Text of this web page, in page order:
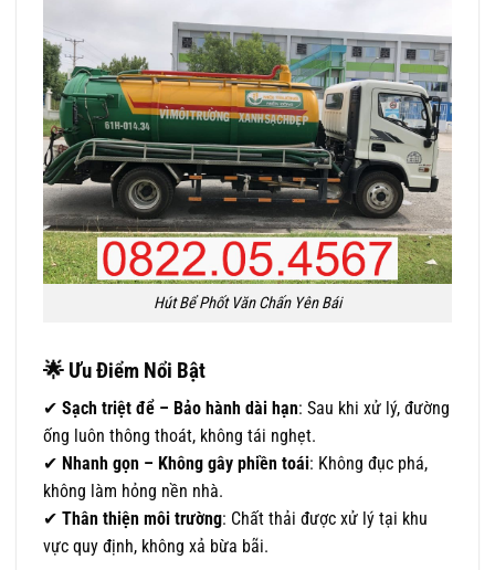
Hút Bể Phốt Văn Chấn Yên Bái
🌟 Ưu Điểm Nổi Bật
✔ Sạch triệt để – Bảo hành dài hạn: Sau khi xử lý, đường
ống luôn thông thoát, không tái nghẹt.
✔ Nhanh gọn – Không gây phiền toái: Không đục phá,
không làm hỏng nền nhà.
✔ Thân thiện môi trường: Chất thải được xử lý tại khu
vực quy định, không xả bừa bãi.